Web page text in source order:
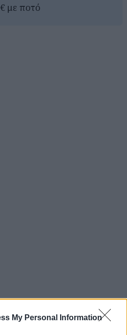
My Personal Information
με ποτό